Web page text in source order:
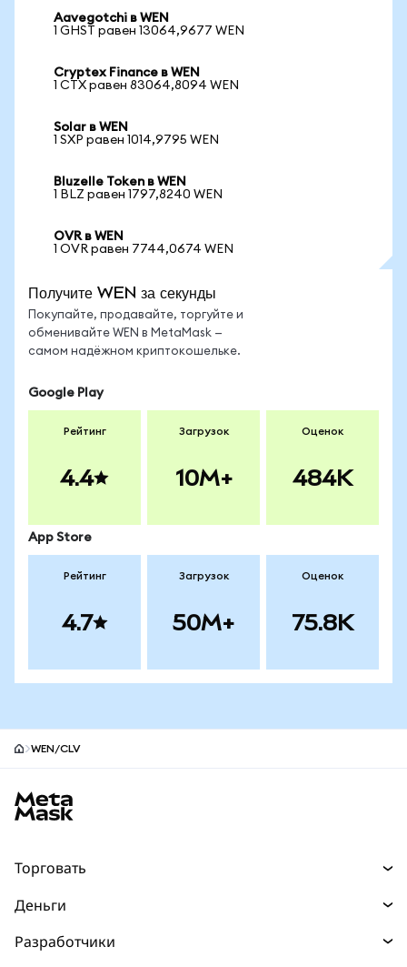
Aavegotchi в WEN
1 GHST равен 13064,9677 WEN
Cryptex Finance в WEN
1 CTX равен 83064,8094 WEN
Solar в WEN
1 SXP равен 1014,9795 WEN
Bluzelle Token в WEN
1 BLZ равен 1797,8240 WEN
OVR в WEN
1 OVR равен 7744,0674 WEN
Получите WEN за секунды
Покупайте, продавайте, торгуйте и
обменивайте WEN в MetaMask —
самом надёжном криптокошельке.
Google Play
Рейтинг
4.4
Загрузок
10M+
Оценок
484K
App Store
Рейтинг
4.7
Загрузок
50M+
Оценок
75.8K
WEN/CLV
Торговать
Прогнозы
Деньги
Разработчики